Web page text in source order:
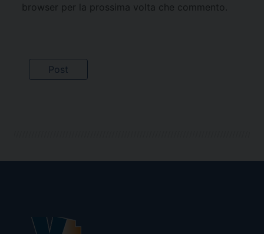
browser per la prossima volta che commento.